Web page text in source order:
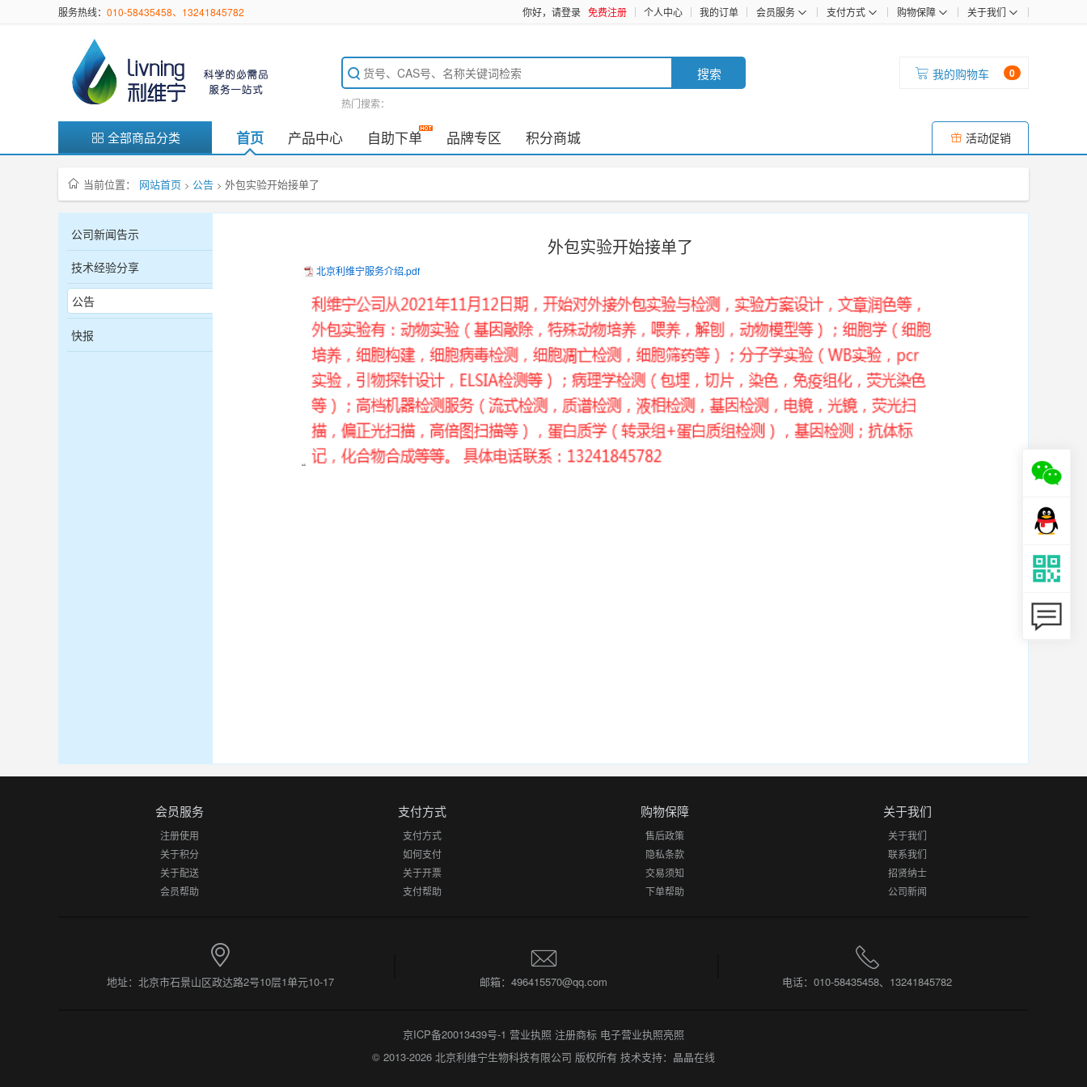
服务热线： 010-58435458、13241845782 你好，请登录 免费注册 个人中心 我的订单 会员服务 支付方式 购物保障 关于我们
搜索
热门搜索：
我的购物车 0
全部商品分类 首页 产品中心 自助下单 品牌专区 积分商城 活动促销
当前位置： 网站首页 > 公告 > 外包实验开始接单了
公司新闻告示
技术经验分享
公告
快报
外包实验开始接单了
北京利维宁服务介绍.pdf
会员服务
注册使用
关于积分
关于配送
会员帮助
支付方式
支付方式
如何支付
关于开票
支付帮助
购物保障
售后政策
隐私条款
交易须知
下单帮助
关于我们
关于我们
联系我们
招贤纳士
公司新闻
地址：北京市石景山区政达路2号10层1单元10-17 邮箱：496415570@qq.com 电话：010-58435458、13241845782
京ICP备20013439号-1 营业执照 注册商标 电子营业执照亮照
© 2013-2026 北京利维宁生物科技有限公司 版权所有 技术支持： 晶晶在线